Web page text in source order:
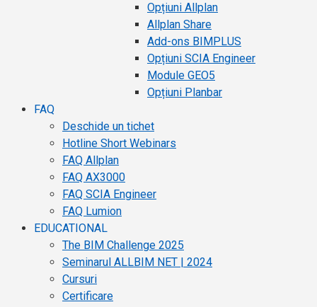
Opțiuni Allplan
Allplan Share
Add-ons BIMPLUS
Opțiuni SCIA Engineer
Module GEO5
Opțiuni Planbar
FAQ
Deschide un tichet
Hotline Short Webinars
FAQ Allplan
FAQ AX3000
FAQ SCIA Engineer
FAQ Lumion
EDUCATIONAL
The BIM Challenge 2025
Seminarul ALLBIM NET | 2024
Cursuri
Certificare